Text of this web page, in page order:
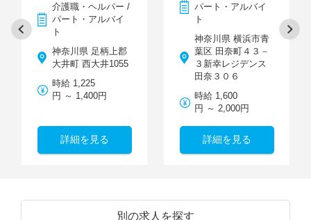
介護職・ヘルパー /
パート・アルバイ
ト
神奈川県 足柄上郡
大井町 西大井1055
時給 1,225
円 ～ 1,400円
詳細を見る
パート・アルバイ
ト
神奈川県 横浜市青
葉区 田奈町４３－
３新幸レジデンス
田奈３０６
時給 1,600
円 ～ 2,000円
詳細を見る
別の求人を探す